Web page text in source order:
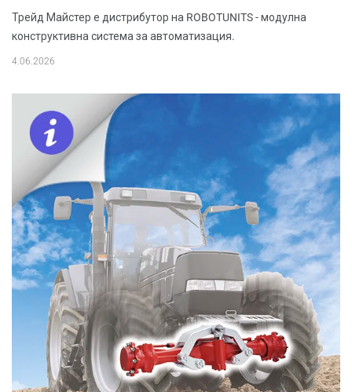
Трейд Майстер е дистрибутор на ROBOTUNITS - модулна
конструктивна система за автоматизация.
4.06.2026